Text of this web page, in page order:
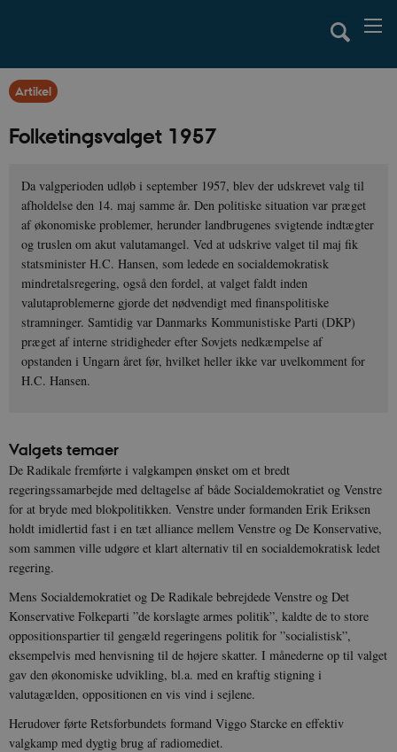
Artikel
Folketingsvalget 1957
Da valgperioden udløb i september 1957, blev der udskrevet valg til
afholdelse den 14. maj samme år. Den politiske situation var præget
af økonomiske problemer, herunder landbrugenes svigtende indtægter
og truslen om akut valutamangel. Ved at udskrive valget til maj fik
statsminister H.C. Hansen, som ledede en socialdemokratisk
mindretalsregering, også den fordel, at valget faldt inden
valutaproblemerne gjorde det nødvendigt med finanspolitiske
stramninger. Samtidig var Danmarks Kommunistiske Parti (DKP)
præget af interne stridigheder efter Sovjets nedkæmpelse af
opstanden i Ungarn året før, hvilket heller ikke var uvelkomment for
H.C. Hansen.
Valgets temaer
De Radikale fremførte i valgkampen ønsket om et bredt
regeringssamarbejde med deltagelse af både Socialdemokratiet og Venstre
for at bryde med blokpolitikken. Venstre under formanden Erik Eriksen
holdt imidlertid fast i en tæt alliance mellem Venstre og De Konservative,
som sammen ville udgøre et klart alternativ til en socialdemokratisk ledet
regering.
Mens Socialdemokratiet og De Radikale bebrejdede Venstre og Det
Konservative Folkeparti ”de korslagte armes politik”, kaldte de to store
oppositionspartier til gengæld regeringens politik for ”socialistisk”,
eksempelvis med henvisning til de højere skatter. I månederne op til valget
gav den økonomiske udvikling, bl.a. med en kraftig stigning i
valutagælden, oppositionen en vis vind i sejlene.
Herudover førte Retsforbundets formand Viggo Starcke en effektiv
valgkamp med dygtig brug af radiomediet.